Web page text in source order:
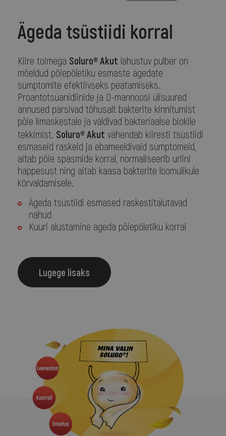
Ägeda tsüstiidi korral
Kiire toimega Soluro® Akut lahustuv pulber on
mõeldud põiepõletiku esmaste ägedate
sümptomite efektiivseks peatamiseks.
Proantotsüanidiinide ja D-mannoosi ülisuured
annused pärsivad tõhusalt bakterite kinnitumist
põie limaskestale ja väldivad bakteriaalse biokile
tekkimist. Soluro® Akut vähendab kiiresti tsüstiidi
esmaseid raskeid ja ebameeldivaid sümptomeid,
aitab põie spasmide korral, normaliseerib uriini
happesust ning aitab kaasa bakterite loomulikule
kõrvaldamisele.
Ägeda tsüstiidi esmased raskestitalutavad
nähud
Kuuri alustamine ägeda põiepõletiku korral
Lugege lisaks